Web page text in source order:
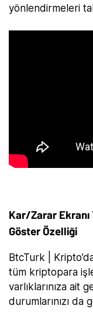
yönlendirmeleri
Kar/Zarar Ekranı
Göster Özelliği
BtcTurk |
tüm kriptopara
varlıklarınıza ait
durumlarınızı da